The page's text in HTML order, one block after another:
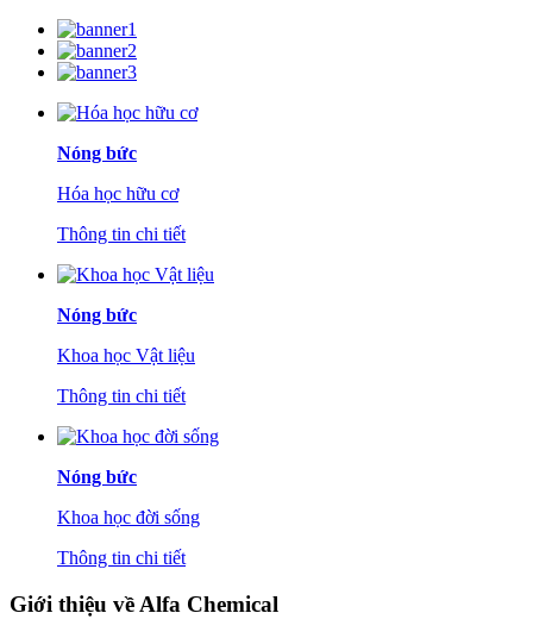
Nóng bức
Hóa học hữu cơ
Thông tin chi tiết
Nóng bức
Khoa học Vật liệu
Thông tin chi tiết
Nóng bức
Khoa học đời sống
Thông tin chi tiết
Giới thiệu về Alfa Chemical